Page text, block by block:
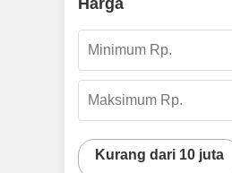
Harga
Kurang dari 10 juta